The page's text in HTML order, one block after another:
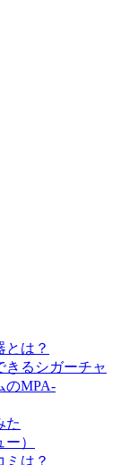
とは？
きるシガーチャ
のMPA-
た
）
ミは？